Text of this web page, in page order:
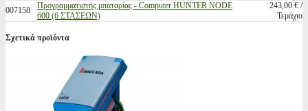
007158
Προγραμματιστής μπαταρίας - Computer HUNTER NODE
600 (6 ΣΤΑΣΕΩΝ)
243,00 € /
Τεμάχιο
Σχετικά προϊόντα